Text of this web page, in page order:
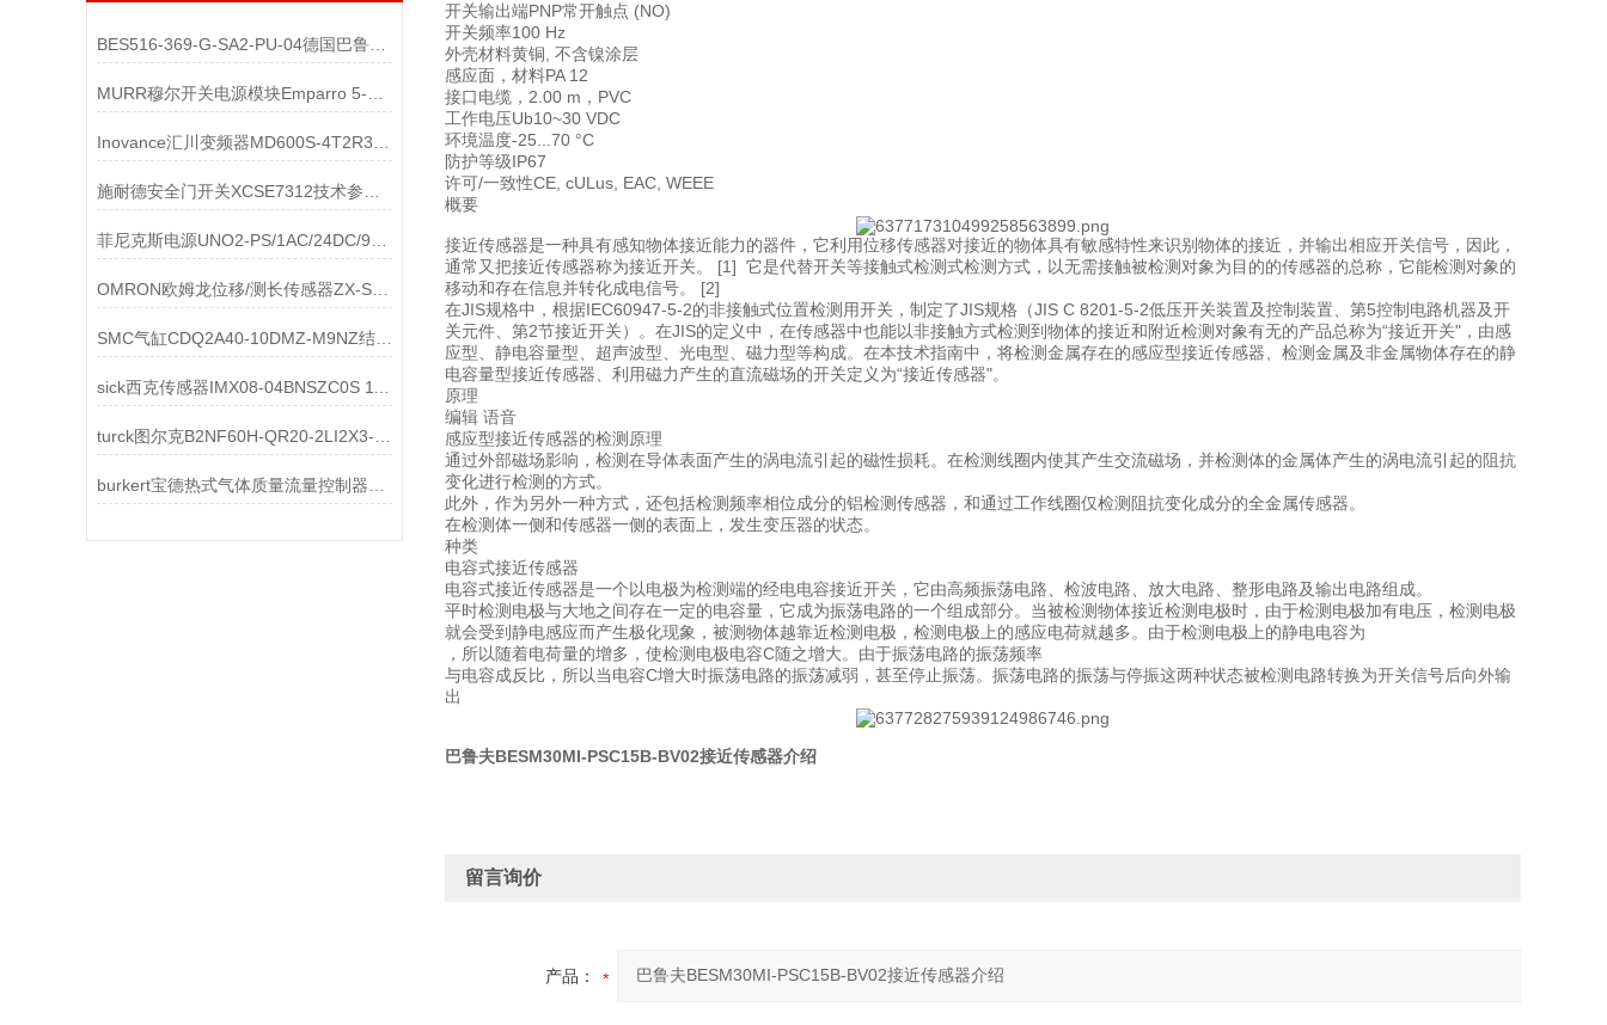
BES516-369-G-SA2-PU-04德国巴鲁夫电感式传感器原理
OMRON欧姆龙位移/测长传感器ZX-SB11产品
SMC气缸CDQ2A40-10DMZ-M9NZ结构分析
开关输出端PNP常开触点 (NO)
开关频率100 Hz
外壳材料黄铜, 不含镍涂层
感应面，材料PA 12
接口电缆，2.00 m，PVC
工作电压Ub10~30 VDC
环境温度-25...70 °C
防护等级IP67
许可/一致性CE, cULus, EAC, WEEE
概要
接近传感器是一种具有感知物体接近能力的器件，它利用位移传感器对接近的物体具有敏感特性来识别物体的接近，并输出相应开关信号，因此，
通常又把接近传感器称为接近开关。 [1] 它是代替开关等接触式检测式检测方式，以无需接触被检测对象为目的的传感器的总称，它能检测对象的
移动和存在信息并转化成电信号。 [2]
在JIS规格中，根据IEC60947-5-2的非接触式位置检测用开关，制定了JIS规格（JIS C 8201-5-2低压开关装置及控制装置、第5控制电路机器及开
关元件、第2节接近开关）。在JIS的定义中，在传感器中也能以非接触方式检测到物体的接近和附近检测对象有无的产品总称为“接近开关"，由感
应型、静电容量型、超声波型、光电型、磁力型等构成。在本技术指南中，将检测金属存在的感应型接近传感器、检测金属及非金属物体存在的静
电容量型接近传感器、利用磁力产生的直流磁场的开关定义为“接近传感器"。
原理
编辑 语音
感应型接近传感器的检测原理
通过外部磁场影响，检测在导体表面产生的涡电流引起的磁性损耗。在检测线圈内使其产生交流磁场，并检测体的金属体产生的涡电流引起的阻抗
变化进行检测的方式。
此外，作为另外一种方式，还包括检测频率相位成分的铝检测传感器，和通过工作线圈仅检测阻抗变化成分的全金属传感器。
在检测体一侧和传感器一侧的表面上，发生变压器的状态。
种类
电容式接近传感器
电容式接近传感器是一个以电极为检测端的经电电容接近开关，它由高频振荡电路、检波电路、放大电路、整形电路及输出电路组成。
平时检测电极与大地之间存在一定的电容量，它成为振荡电路的一个组成部分。当被检测物体接近检测电极时，由于检测电极加有电压，检测电极
就会受到静电感应而产生极化现象，被测物体越靠近检测电极，检测电极上的感应电荷就越多。由于检测电极上的静电电容为
，所以随着电荷量的增多，使检测电极电容C随之增大。由于振荡电路的振荡频率
与电容成反比，所以当电容C增大时振荡电路的振荡减弱，甚至停止振荡。振荡电路的振荡与停振这两种状态被检测电路转换为开关信号后向外输
出
巴鲁夫BESM30MI-PSC15B-BV02接近传感器介绍
留言询价
产品：